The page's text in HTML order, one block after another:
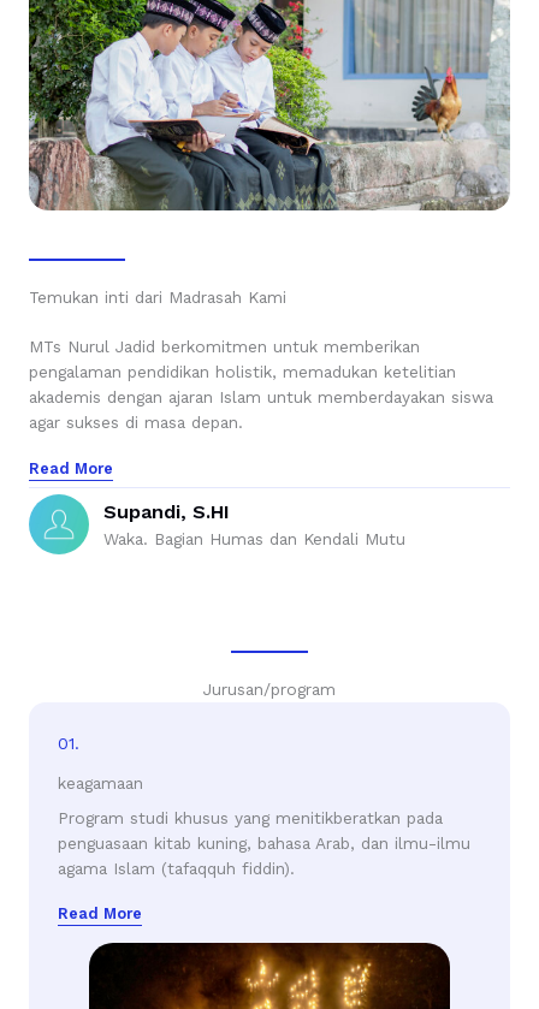
Temukan inti dari Madrasah Kami
MTs Nurul Jadid berkomitmen untuk memberikan
pengalaman pendidikan holistik, memadukan ketelitian
akademis dengan ajaran Islam untuk memberdayakan siswa
agar sukses di masa depan.
Read More
Supandi, S.HI
Waka. Bagian Humas dan Kendali Mutu
Jurusan/program
01.
keagamaan
Program studi khusus yang menitikberatkan pada
penguasaan kitab kuning, bahasa Arab, dan ilmu-ilmu
agama Islam (tafaqquh fiddin).
Read More